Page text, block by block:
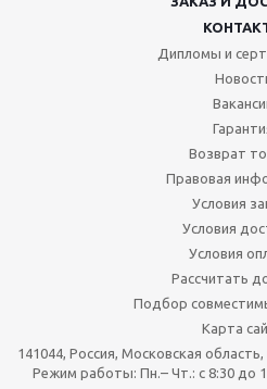
Дипломы и
Возврат
Правовая
Условия
Условия
Условия
Рассчитать
Подбор
Карта
141044, Россия, Московская
Режим работы: Пн.– Чт.: с 8:30 до